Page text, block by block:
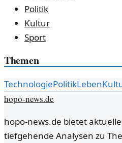
Politik
Kultur
Sport
Themen
TechnologiePolitikLeben
hopo-news.de
hopo-news.de bietet
tiefgehende Analysen zu